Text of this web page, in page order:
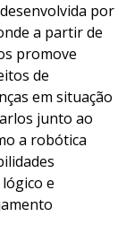
por
a partir de
promove
de
em situação
junto ao
a robótica
e